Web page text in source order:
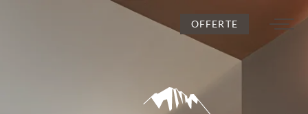
OFFERTE